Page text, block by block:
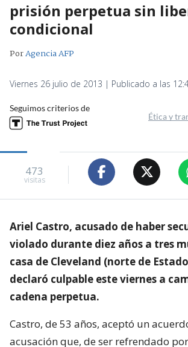
prisión perpetua sin
condicional
PorAgencia AFP
Viernes 26 julio de 2013 | Publicado a las
Seguimos criterios de
Ética y
473
visitas
Ariel Castro, acusado de haber
violado durante diez años a tres
casa de Cleveland (norte de
declaró culpable este viernes a
cadena perpetua.
Castro, de 53 años, aceptó un
acusación que, de ser refrendado